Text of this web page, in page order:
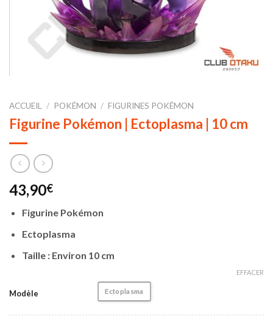
ACCUEIL / POKÉMON / FIGURINES POKÉMON
Figurine Pokémon | Ectoplasma | 10 cm
43,90€
Figurine Pokémon
Ectoplasma
Taille : Environ 10 cm
Modèle Ectoplasma
EFFACER